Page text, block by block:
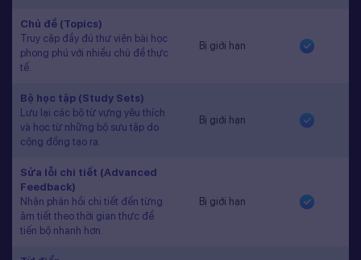
Chủ đề (Topics)
Truy cập đầy đủ thư viện bài học
phong phú với nhiều chủ đề thực
tế.
Bị giới hạn
Bộ học tập (Study Sets)
Lưu lại các bộ từ vựng yêu thích
và học từ những bộ sưu tập do
cộng đồng tạo ra.
Bị giới hạn
Sửa lỗi chi tiết (Advanced
Feedback)
Nhận phản hồi chi tiết đến từng
âm tiết theo thời gian thực để
tiến bộ nhanh hơn.
Bị giới hạn